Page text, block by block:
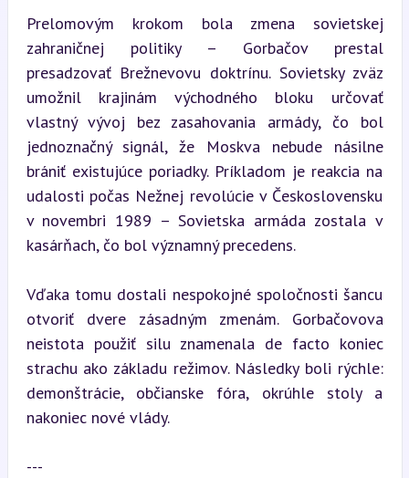
Prelomovým krokom bola zmena sovietskej
zahraničnej politiky – Gorbačov prestal
presadzovať Brežnevovu doktrínu. Sovietsky zväz
umožnil krajinám východného bloku určovať
vlastný vývoj bez zasahovania armády, čo bol
jednoznačný signál, že Moskva nebude násilne
brániť existujúce poriadky. Príkladom je reakcia na
udalosti počas Nežnej revolúcie v Československu
v novembri 1989 – Sovietska armáda zostala v
kasárňach, čo bol významný precedens.
Vďaka tomu dostali nespokojné spoločnosti šancu
otvoriť dvere zásadným zmenám. Gorbačovova
neistota použiť silu znamenala de facto koniec
strachu ako základu režimov. Následky boli rýchle:
demonštrácie, občianske fóra, okrúhle stoly a
nakoniec nové vlády.
---